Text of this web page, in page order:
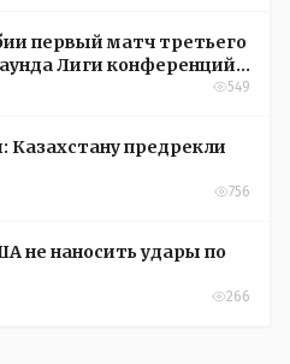
первый матч третьего
Лиги конференций
549
Казахстану предрекли
756
не наносить удары по
266